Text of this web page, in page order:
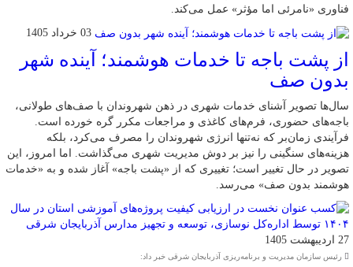
فناوری «نامرئی اما مؤثر» عمل می‌کند.
03 خرداد 1405
از پشت باجه تا خدمات هوشمند؛ آینده شهر
بدون صف
سال‌ها تصویر آشنای خدمات شهری در ذهن شهروندان با صف‌های طولانی،
باجه‌های حضوری، فرم‌های کاغذی و مراجعات مکرر گره خورده است.
فرآیندی زمان‌بر که نه‌تنها انرژی شهروندان را مصرف می‌کرد، بلکه
هزینه‌های سنگینی را نیز بر دوش مدیریت شهری می‌گذاشت. اما امروز، این
تصویر در حال تغییر است؛ تغییری که از «پشت باجه» آغاز شده و به «خدمات
هوشمند بدون صف» می‌رسد.
27 اردیبهشت 1405
رئیس سازمان مدیریت و برنامه‌ریزی آذربایجان شرقی خبر داد: